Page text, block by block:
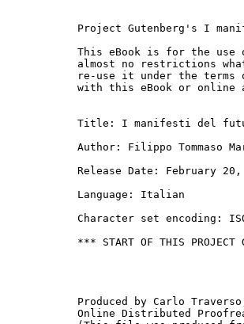
Project Gutenberg's I
This eBook is for the use
almost no restrictions
re-use it under the terms
with this eBook or online
Title: I manifesti del
Author: Filippo Tommaso
Release Date: February 20,
Language: Italian
Character set encoding:
*** START OF THIS PROJECT
Produced by Carlo
Online Distributed